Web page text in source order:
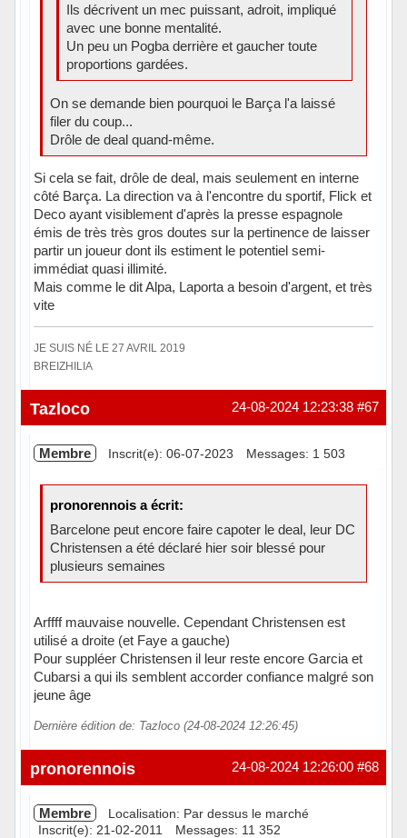
Ils décrivent un mec puissant, adroit, impliqué
avec une bonne mentalité.
Un peu un Pogba derrière et gaucher toute
proportions gardées.
On se demande bien pourquoi le Barça l'a laissé
filer du coup...
Drôle de deal quand-même.
Si cela se fait, drôle de deal, mais seulement en interne
côté Barça. La direction va à l'encontre du sportif, Flick et
Deco ayant visiblement d'après la presse espagnole
émis de très très gros doutes sur la pertinence de laisser
partir un joueur dont ils estiment le potentiel semi-
immédiat quasi illimité.
Mais comme le dit Alpa, Laporta a besoin d'argent, et très
vite
JE SUIS NÉ LE 27 AVRIL 2019
BREIZHILIA
Hors ligne #67
24-08-2024 12:23:38
Tazloco
Membre Inscrit(e): 06-07-2023 Messages: 1 503
pronorennois a écrit:
Barcelone peut encore faire capoter le deal, leur DC
Christensen a été déclaré hier soir blessé pour
plusieurs semaines
Arffff mauvaise nouvelle. Cependant Christensen est
utilisé a droite (et Faye a gauche)
Pour suppléer Christensen il leur reste encore Garcia et
Cubarsi a qui ils semblent accorder confiance malgré son
jeune âge
Dernière édition de: Tazloco (24-08-2024 12:26:45)
Hors ligne #68
24-08-2024 12:26:00
pronorennois
Membre
Localisation: Par dessus le marché
Inscrit(e): 21-02-2011
Messages: 11 352